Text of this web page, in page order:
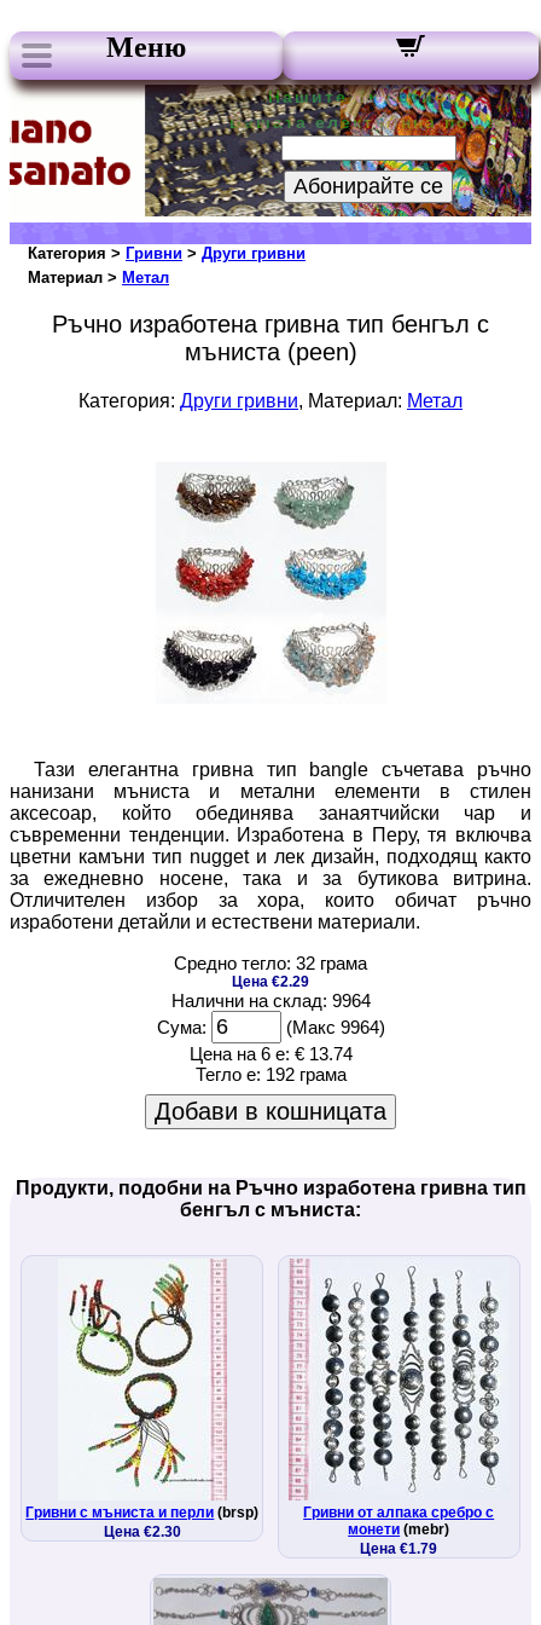
Меню
Нашите бюлетини:
Вашата електронна поща:
Абонирайте се
Категория > Гривни > Други гривни
Материал > Метал
Ръчно изработена гривна тип бенгъл с
мъниста (peen)
Категория: Други гривни, Материал: Метал
Тази елегантна гривна тип bangle съчетава ръчно
нанизани мъниста и метални елементи в стилен
аксесоар, който обединява занаятчийски чар и
съвременни тенденции. Изработена в Перу, тя включва
цветни камъни тип nugget и лек дизайн, подходящ както
за ежедневно носене, така и за бутикова витрина.
Отличителен избор за хора, които обичат ръчно
изработени детайли и естествени материали.
Средно тегло: 32 грама
Цена €2.29
Налични на склад: 9964
Сума:
(Макс 9964)
Цена на 6 е: € 13.74
Тегло е: 192 грама
Добави в кошницата
Продукти, подобни на Ръчно изработена гривна тип
бенгъл с мъниста:
Гривни с мъниста и перли (brsp)
Цена €2.30
Гривни от алпака сребро с
монети (mebr)
Цена €1.79